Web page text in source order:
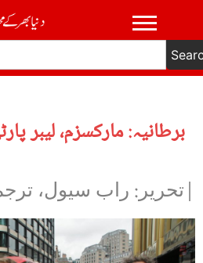
برطانیہ: مارکسزم، لیبر
|تحریر: راب سیول،